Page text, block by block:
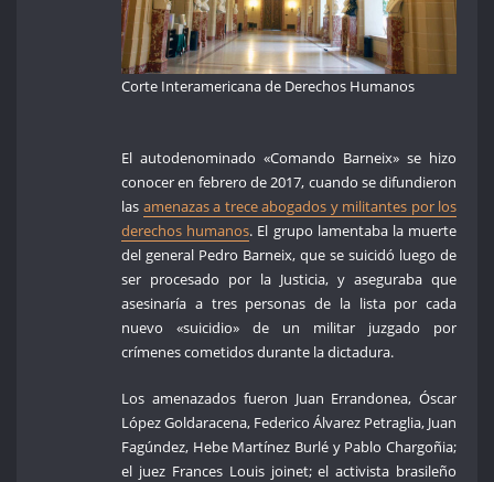
Corte Interamericana de Derechos Humanos
El autodenominado «Comando Barneix» se hizo
conocer en febrero de 2017, cuando se difundieron
las amenazas a trece abogados y militantes por los
derechos humanos. El grupo lamentaba la muerte
del general Pedro Barneix, que se suicidó luego de
ser procesado por la Justicia, y aseguraba que
asesinaría a tres personas de la lista por cada
nuevo «suicidio» de un militar juzgado por
crímenes cometidos durante la dictadura.
Los amenazados fueron Juan Errandonea, Óscar
López Goldaracena, Federico Álvarez Petraglia, Juan
Fagúndez, Hebe Martínez Burlé y Pablo Chargoñia;
el juez Frances Louis joinet; el activista brasileño